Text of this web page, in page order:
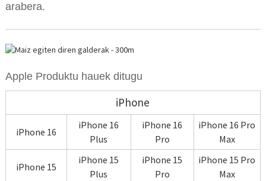
arabera.
Apple Produktu hauek ditugu
iPhone
iPhone 16
iPhone 16
Plus
iPhone 16
Pro
iPhone 16 Pro
Max
iPhone 15
iPhone 15
Plus
iPhone 15
Pro
iPhone 15 Pro
Max